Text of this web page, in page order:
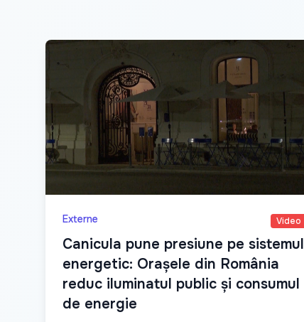
Externe Video
Canicula pune presiune pe sistemul
energetic: Orașele din România
reduc iluminatul public și consumul
de energie